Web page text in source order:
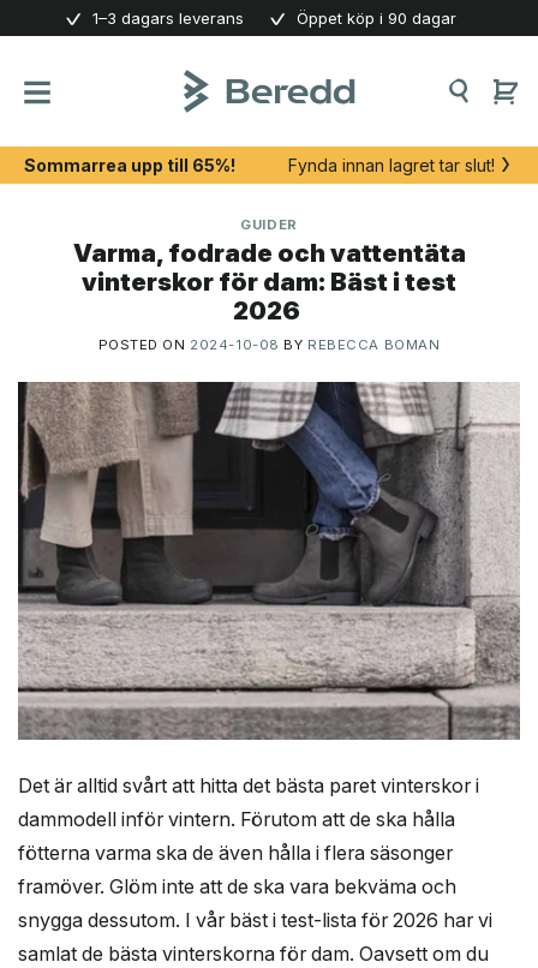
content
1–3 dagars leverans Öppet köp i 90 dagar
Sommarrea upp till 65%! Fynda innan lagret tar slut!
GUIDER
Varma, fodrade och vattentäta
vinterskor för dam: Bäst i test
2026
POSTED ON 2024-10-08 BY REBECCA BOMAN
Det är alltid svårt att hitta det bästa paret vinterskor i
dammodell inför vintern. Förutom att de ska hålla
fötterna varma ska de även hålla i flera säsonger
framöver. Glöm inte att de ska vara bekväma och
snygga dessutom. I vår bäst i test-lista för 2026 har vi
samlat de bästa vinterskorna för dam. Oavsett om du